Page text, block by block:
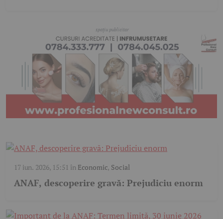
17 iun. 2026, 15:51 în Economic, Social
ANAF, descoperire gravă: Prejudiciu enorm